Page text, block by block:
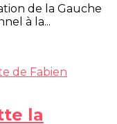
de la Gauche
à la...
la